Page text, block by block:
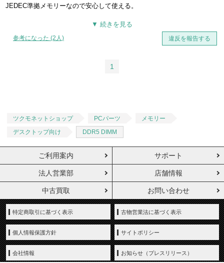
JEDEC準拠メモリーなので安心して使える。
参考になった (2人) 違反を報告する
1
ツクモネットショップ PCパーツ
メモリー
デスクトップ向け
DDR5 DIMM
ご利用案内 サポート
法人営業部 店舗情報
中古買取 お問い合わせ
特定商取引に基づく表示 古物営業法に基づく表示
個人情報保護方針 サイトポリシー
会社情報 お知らせ（プレスリリース）